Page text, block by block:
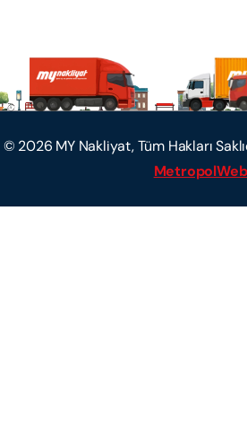
© 2026 MY Nakliyat, Tüm Hakları
MetropolWeb